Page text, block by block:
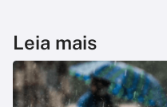
Leia mais